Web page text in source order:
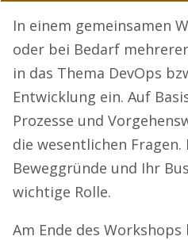
In einem gemeinsamen
oder bei Bedarf
in das Thema DevOps
Entwicklung ein. Auf
Prozesse und
die wesentlichen
Beweggründe und Ihr
wichtige Rolle.
Am Ende des